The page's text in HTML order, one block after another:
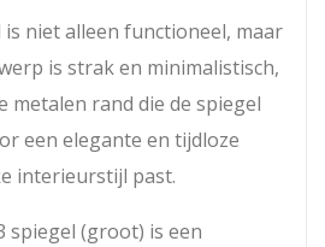
is niet alleen functioneel, maar
is strak en minimalistisch,
metalen rand die de spiegel
een elegante en tijdloze
interieurstijl past.
spiegel (groot) is een